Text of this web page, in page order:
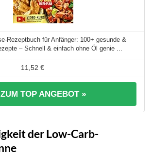
Rezeptbuch für Anfänger: 100+ gesunde &
– Schnell & einfach ohne Öl genie ...
11,52 €
ZUM TOP ANGEBOT »
der Low-Carb-